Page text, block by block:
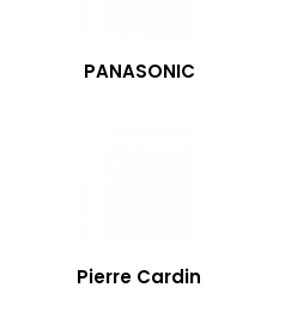
PANASONIC
Pierre Cardin